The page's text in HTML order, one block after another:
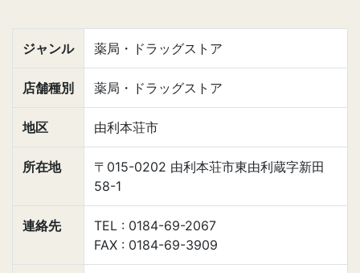
ジャンル 薬局・ドラッグストア
店舗種別 薬局・ドラッグストア
地区 由利本荘市
所在地
〒015-0202 由利本荘市東由利蔵字新田
58-1
連絡先
TEL : 0184-69-2067
FAX : 0184-69-3909